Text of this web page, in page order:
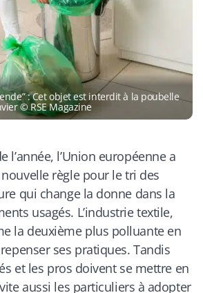
: Cet objet est interdit à la poubelle
© RSE Magazine
l’année, l’Union européenne a
règle pour le tri des
qui change la donne dans la
usagés. L’industrie textile,
la deuxième plus polluante en
ses pratiques. Tandis
et les pros doivent se mettre en
aussi les particuliers à adopter